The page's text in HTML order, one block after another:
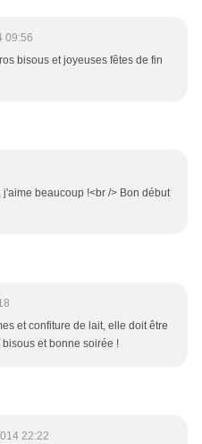
09:56
bisous et joyeuses fêtes de fin
beaucoup !<br /> Bon début
et confiture de lait, elle doit être
et bonne soirée !
22:22